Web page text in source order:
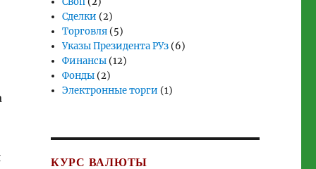
Сделки (2)
Торговля (5)
Указы Президента РУз (6)
Финансы (12)
Фонды (2)
Электронные торги (1)
КУРС ВАЛЮТЫ